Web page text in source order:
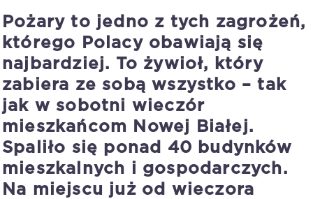
Pożary to jedno z tych zagrożeń,
którego Polacy obawiają się
najbardziej. To żywioł, który
zabiera ze sobą wszystko – tak
jak w sobotni wieczór
mieszkańcom Nowej Białej.
Spaliło się ponad 40 budynków
mieszkalnych i gospodarczych.
Na miejscu już od wieczora